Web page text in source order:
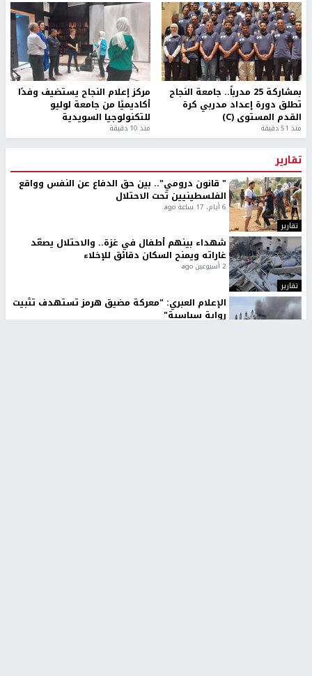
بمشاركة 25 مدرباً.. جامعة النجاح
تطلق دورة إعداد مدربي كرة
القدم المستوى (C)
منذ 51 دقيقة
مركز إعلام النجاح يستضيف وفدًا
أكاديميًا من جامعة لوليو
للتكنولوجيا السويدية
منذ 10 دقيقة
تقارير
تقارير
" قانون درومي".. بين حق الدفاع عن النفس وواقع
الفلسطينيين تحت الاحتلال
6 أيام، 17 ساعة ago
تقارير
شهداء بينهم أطفال في غزة.. والاحتلال يصعّد
غاراته ويمنح السكان دقائق للإخلاء
2 أسبوعين ago
الإعلام العبري: "معركة مضيق هرمز تستهدف تثبيت
رواية سياسية"